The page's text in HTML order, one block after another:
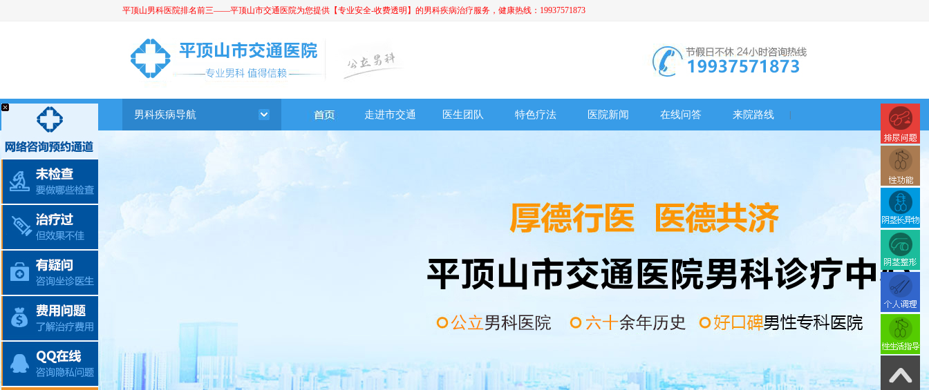
平顶山男科医院排名前三——平顶山市交通医院为您提供【专业安全-收费透明】的男科疾病治疗服务，健康热线：19937571873
男科疾病导航 走进市交通 医生团队 特色疗法 医院新闻 在线问答 来院路线